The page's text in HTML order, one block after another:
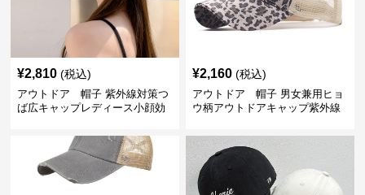
¥2,810 (税込)
アウトドア 帽子 紫外線対策つ
ば広キャップレディース小顔効
¥2,160 (税込)
アウトドア 帽子 男女兼用ヒョ
ウ柄アウトドアキャップ紫外線